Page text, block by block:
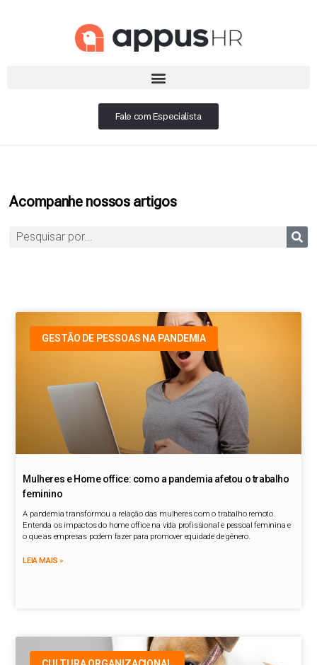
Fale com Especialista
Acompanhe nossos artigos
GESTÃO DE PESSOAS NA PANDEMIA
Mulheres e Home office: como a pandemia afetou o trabalho
feminino
A pandemia transformou a relação das mulheres com o trabalho remoto.
Entenda os impactos do home office na vida profissional e pessoal feminina e
o que as empresas podem fazer para promover equidade de gênero.
LEIA MAIS »